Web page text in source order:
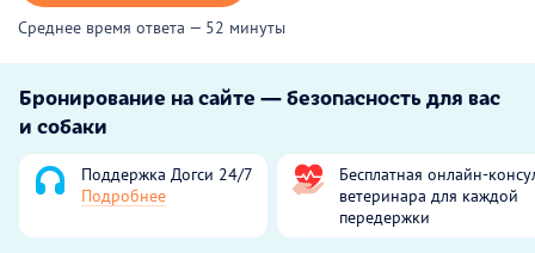
Среднее время ответа — 52 минуты
Бронирование на сайте — безопасность для вас
и собаки
Поддержка Догси 24/7
Подробнее
Бесплатная онлайн-
ветеринара для каждой
передержки